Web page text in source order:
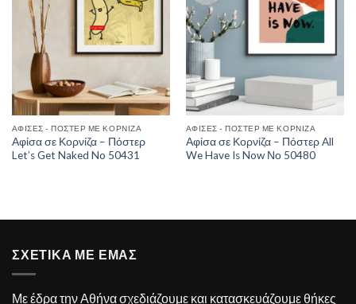
ΑΦΊΣΕΣ - ΠΌΣΤΕΡ ΜΕ ΚΟΡΝΊΖΑ
Αφίσα σε Κορνίζα – Πόστερ
Let’s Get Naked No 50431
ΑΦΊΣΕΣ - ΠΌΣΤΕΡ ΜΕ ΚΟΡΝΊΖΑ
Αφίσα σε Κορνίζα – Πόστερ All
We Have Is Now Νο 50480
ΣΧΕΤΙΚΑ ΜΕ ΕΜΑΣ
Με έδρα την Αθήνα σχεδιάζουμε και κατασκευάζουμε θήκες